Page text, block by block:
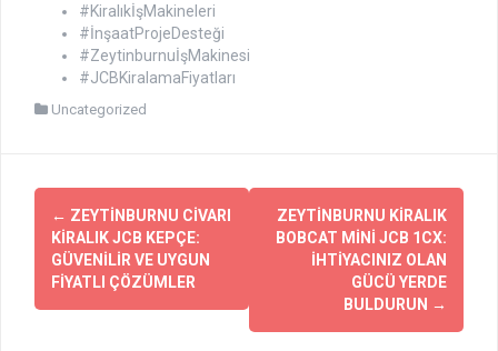
#KiralıkİşMakineleri
#İnşaatProjeDesteği
#ZeytinburnuİşMakinesi
#JCBKiralamaFiyatları
Uncategorized
Yazı
dolaşımı
← ZEYTINBURNU CIVARI
KIRALIK JCB KEPÇE:
GÜVENILIR VE UYGUN
FIYATLI ÇÖZÜMLER
ZEYTINBURNU KIRALIK
BOBCAT MINI JCB 1CX:
İHTIYACINIZ OLAN
GÜCÜ YERDE
BULDURUN →